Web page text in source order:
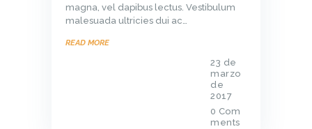
magna, vel dapibus lectus. Vestibulum
malesuada ultricies dui ac…
READ MORE
23 de
marzo
de
2017
0 Com
ments